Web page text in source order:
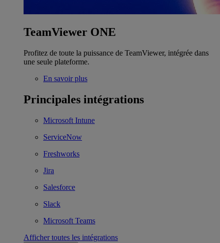
TeamViewer ONE
Profitez de toute la puissance de TeamViewer, intégrée dans
une seule plateforme.
En savoir plus
Principales intégrations
Microsoft Intune
ServiceNow
Freshworks
Jira
Salesforce
Slack
Microsoft Teams
Afficher toutes les intégrations